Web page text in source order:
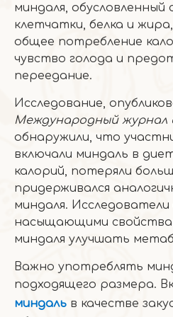
миндаля,
клетчатки, белка и
общее потребление
чувство голода и
переедание.
Исследование,
Международный журнал
обнаружили, что
включали миндаль в
калорий, потеряли
придерживался
миндаля.
насыщающими
миндаля улучшать
Важно употреблять
подходящего размера.
миндаль в качестве